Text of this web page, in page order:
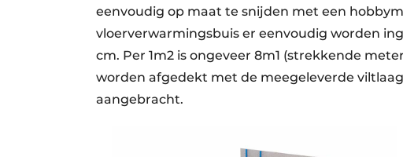
eenvoudig op maat te snijden met een
vloerverwarmingsbuis er eenvoudig worden
cm. Per 1m2 is ongeveer 8m1 (strekkende
worden afgedekt met de meegeleverde
aangebracht.